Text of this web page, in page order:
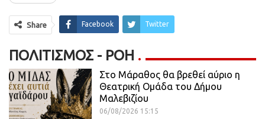
Share Facebook Twitter
ΠΟΛΙΤΙΣΜΌΣ - ΡΟΗ
Στο Μάραθος θα βρεθεί αύριο η
Θεατρική Ομάδα του Δήμου
Μαλεβιζίου
06/08/2026 15:15